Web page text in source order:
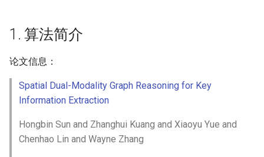
Android部署
Jetson部署
端侧部署
效果展示
运行环境
模型库
模型训练
模型微调
训练tricks
Enhanced CTC Loss
切片操作
模型训练
推理部署
博客
PSENet
FCENet
DRRG
CT
RARE
SRN
NRTR
SAR
PP-FormulaNet
3.1 模型训练
3.2 模型评估
3.3 模型预测
4. 推理部署
金融
交通
版面分析数据集
表格识别数据集
关键信息提取数据集
1. 算法简介
论文信息：
Spatial Dual-Modality Graph Reasoning for Key
Information Extraction
Hongbin Sun and Zhanghui Kuang and Xiaoyu Yue and
Chenhao Lin and Wayne Zhang